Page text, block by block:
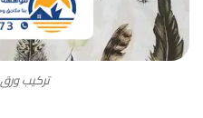
تركيب